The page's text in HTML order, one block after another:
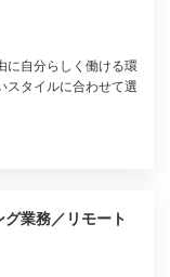
に自分らしく働ける環
スタイルに合わせて選
業務／リモート